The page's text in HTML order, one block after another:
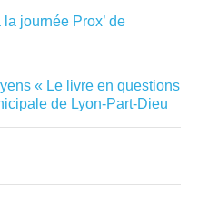
journée Prox’ de
« Le livre en questions
de Lyon-Part-Dieu